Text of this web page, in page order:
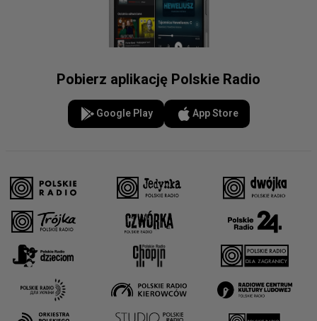
Pobierz aplikację Polskie Radio
Google Play App Store